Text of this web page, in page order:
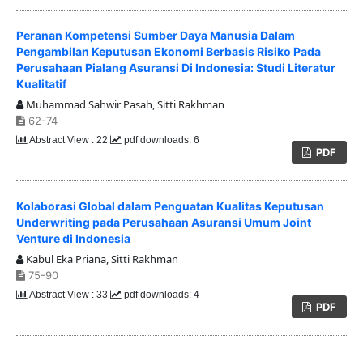
Peranan Kompetensi Sumber Daya Manusia Dalam
Pengambilan Keputusan Ekonomi Berbasis Risiko Pada
Perusahaan Pialang Asuransi Di Indonesia: Studi Literatur
Kualitatif
Muhammad Sahwir Pasah, Sitti Rakhman
62-74
PDF
Abstract View : 22 pdf downloads: 6
Kolaborasi Global dalam Penguatan Kualitas Keputusan
Underwriting pada Perusahaan Asuransi Umum Joint
Venture di Indonesia
Kabul Eka Priana, Sitti Rakhman
75-90
PDF
Abstract View : 33 pdf downloads: 4